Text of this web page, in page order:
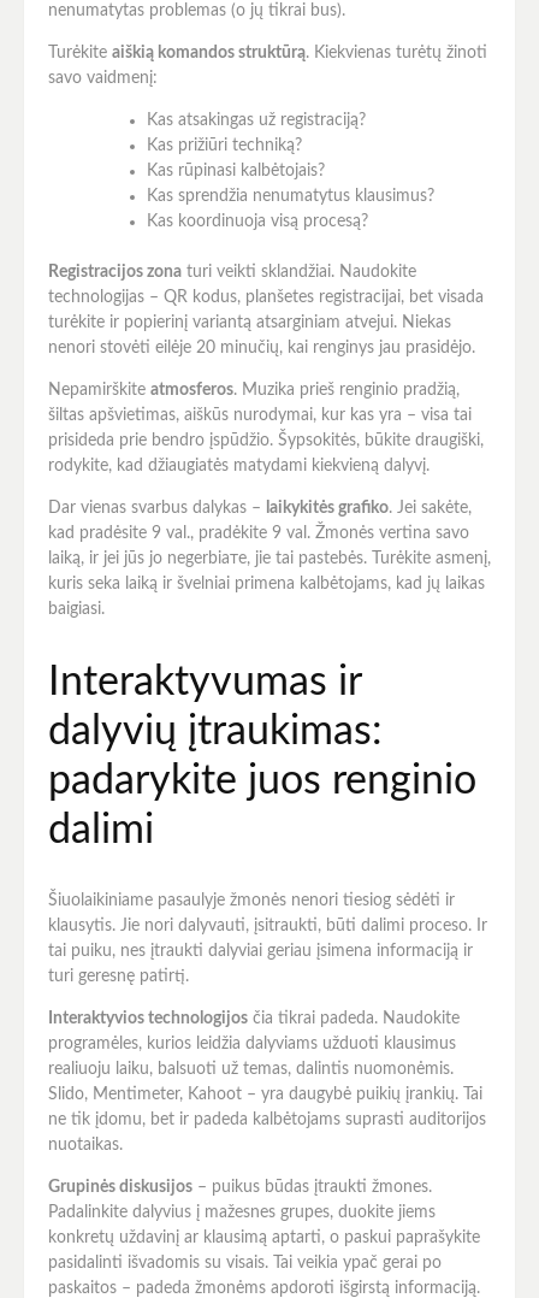
nenumatytas problemas (o jų tikrai bus).
Turėkite aiškią komandos struktūrą. Kiekvienas turėtų žinoti
savo vaidmenį:
Kas atsakingas už registraciją?
Kas prižiūri techniką?
Kas rūpinasi kalbėtojais?
Kas sprendžia nenumatytus klausimus?
Kas koordinuoja visą procesą?
Registracijos zona turi veikti sklandžiai. Naudokite
technologijas – QR kodus, planšetes registracijai, bet visada
turėkite ir popierinį variantą atsarginiam atvejui. Niekas
nenori stovėti eilėje 20 minučių, kai renginys jau prasidėjo.
Nepamirškite atmosferos. Muzika prieš renginio pradžią,
šiltas apšvietimas, aiškūs nurodymai, kur kas yra – visa tai
prisideda prie bendro įspūdžio. Šypsokitės, būkite draugiški,
rodykite, kad džiaugiatės matydami kiekvieną dalyvį.
Dar vienas svarbus dalykas – laikykitės grafiko. Jei sakėte,
kad pradėsite 9 val., pradėkite 9 val. Žmonės vertina savo
laiką, ir jei jūs jo negerbiате, jie tai pastebės. Turėkite asmenį,
kuris seka laiką ir švelniai primena kalbėtojams, kad jų laikas
baigiasi.
Interaktyvumas ir
dalyvių įtraukimas:
padarykite juos renginio
dalimi
Šiuolaikiniame pasaulyje žmonės nenori tiesiog sėdėti ir
klausytis. Jie nori dalyvauti, įsitraukti, būti dalimi proceso. Ir
tai puiku, nes įtraukti dalyviai geriau įsimena informaciją ir
turi geresnę patirtį.
Interaktyvios technologijos čia tikrai padeda. Naudokite
programėles, kurios leidžia dalyviams užduoti klausimus
realiuoju laiku, balsuoti už temas, dalintis nuomonėmis.
Slido, Mentimeter, Kahoot – yra daugybė puikių įrankių. Tai
ne tik įdomu, bet ir padeda kalbėtojams suprasti auditorijos
nuotaikas.
Grupinės diskusijos – puikus būdas įtraukti žmones.
Padalinkite dalyvius į mažesnes grupes, duokite jiems
konkretų uždavinį ar klausimą aptarti, o paskui paprašykite
pasidalinti išvadomis su visais. Tai veikia ypač gerai po
paskaitos – padeda žmonėms apdoroti išgirstą informaciją.